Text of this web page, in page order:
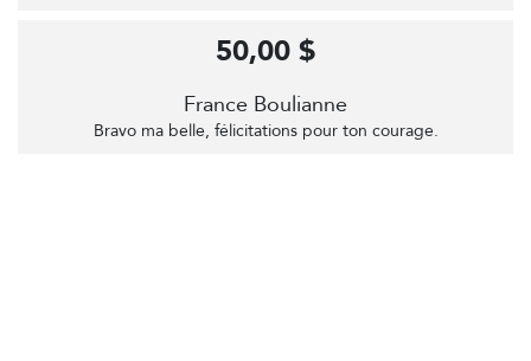
France Boulianne
Bravo ma belle, félicitations pour ton courage.
50,00 $